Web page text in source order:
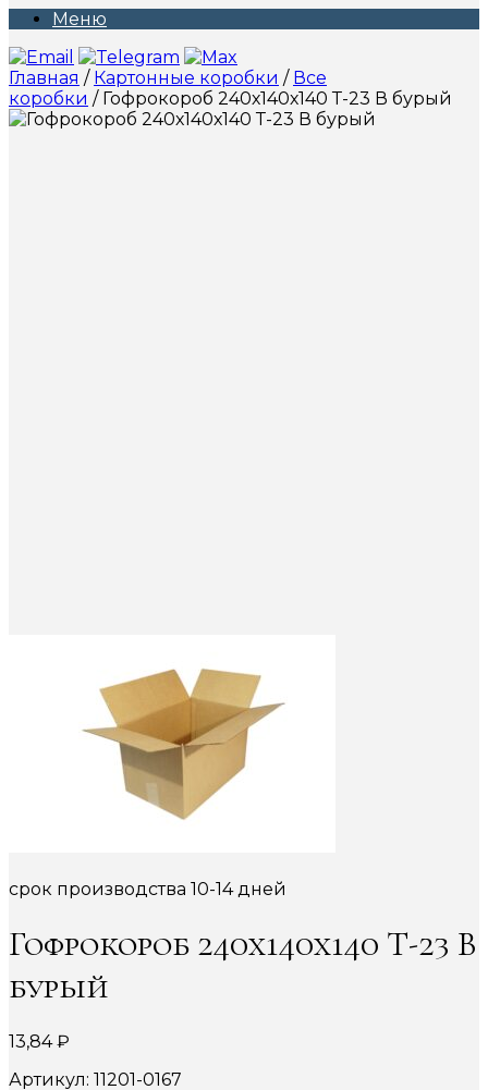
Меню
Главная / Картонные коробки / Все
коробки / Гофрокороб 240х140х140 Т-23 В бурый
срок производства 10-14 дней
Гофрокороб 240х140х140 Т-23 В
бурый
13,84₽
Артикул: 11201-0167